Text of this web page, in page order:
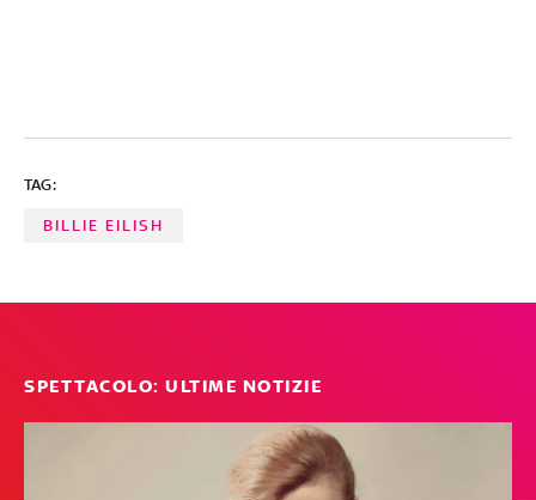
TAG:
BILLIE EILISH
SPETTACOLO: ULTIME NOTIZIE